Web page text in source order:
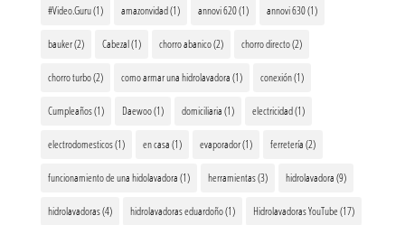
#Video.Guru(1) amazonvidad(1) annovi 620(1) annovi 630(1)
bauker(2) Cabezal(1) chorro abanico(2) chorro directo(2)
chorro turbo(2) como armar una hidrolavadora(1) conexión(1)
Cumpleaños(1) Daewoo(1) domiciliaria(1) electricidad(1)
electrodomesticos(1) en casa(1) evaporador(1) ferretería(2)
funcionamiento de una hidolavadora(1) herramientas(3) hidrolavadora(9)
hidrolavadoras(4) hidrolavadoras eduardoño(1) Hidrolavadoras YouTube(17)